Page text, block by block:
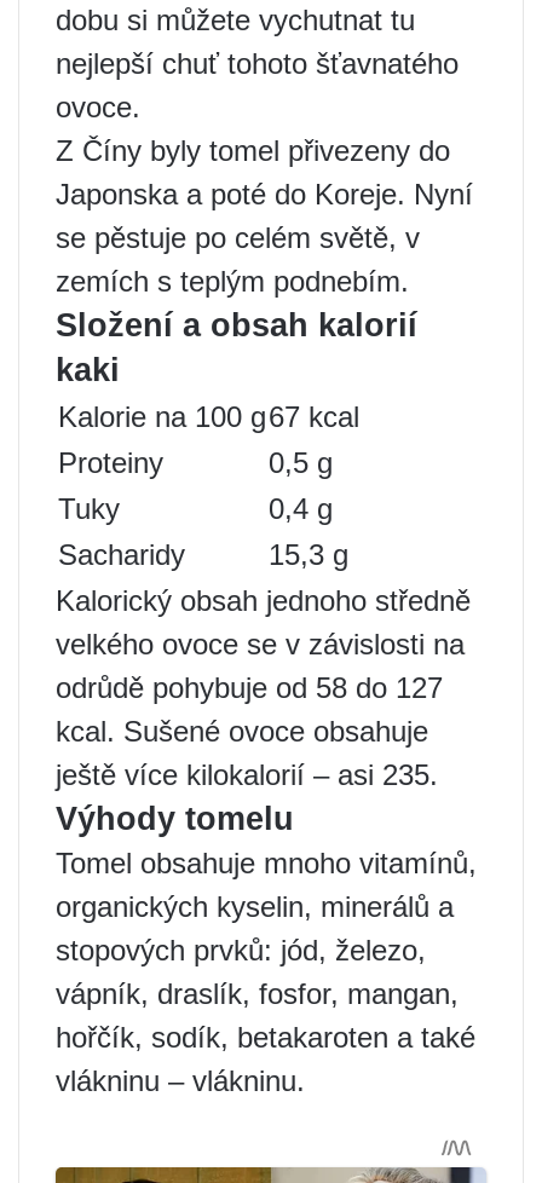
dobu si můžete vychutnat tu
nejlepší chuť tohoto šťavnatého
ovoce.
Z Číny byly tomel přivezeny do
Japonska a poté do Koreje. Nyní
se pěstuje po celém světě, v
zemích s teplým podnebím.
Složení a obsah kalorií
kaki
Kalorie na 100 g67 kcal
Proteiny
0,5 g
Tuky
0,4 g
Sacharidy
15,3 g
Kalorický obsah jednoho středně
velkého ovoce se v závislosti na
odrůdě pohybuje od 58 do 127
kcal. Sušené ovoce obsahuje
ještě více kilokalorií – asi 235.
Výhody tomelu
Tomel obsahuje mnoho vitamínů,
organických kyselin, minerálů a
stopových prvků: jód, železo,
vápník, draslík, fosfor, mangan,
hořčík, sodík, betakaroten a také
vlákninu – vlákninu.